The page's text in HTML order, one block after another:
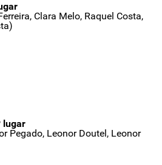
Clara Melo, Raquel Costa,
lugar
Pegado, Leonor Doutel, Leonor